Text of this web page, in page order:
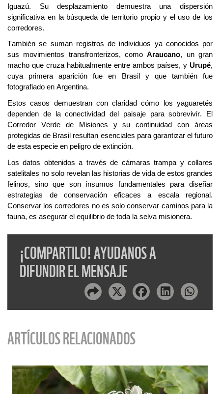
Iguazú. Su desplazamiento demuestra una dispersión
significativa en la búsqueda de territorio propio y el uso de los
corredores.
También se suman registros de individuos ya conocidos por
sus movimientos transfronterizos, comoAraucano, un gran
macho que cruza habitualmente entre ambos países, y Urupé,
cuya primera aparición fue en Brasil y que también fue
fotografiado en Argentina.
Estos casos demuestran con claridad cómo los yaguaretés
dependen de la conectividad del paisaje para sobrevivir. El
Corredor Verde de Misiones y su continuidad con áreas
protegidas de Brasil resultan esenciales para garantizar el futuro
de esta especie en peligro de extinción.
Los datos obtenidos a través de cámaras trampa y collares
satelitales no solo revelan las historias de vida de estos grandes
felinos, sino que son insumos fundamentales para diseñar
estrategias de conservación eficaces a escala regional.
Conservar los corredores no es solo conservar caminos para la
fauna, es asegurar el equilibrio de toda la selva misionera.
¡COMPARTILO! AYUDANOS A
DIFUNDIR EL MENSAJE
ARTÍCULOS RELACIONADOS